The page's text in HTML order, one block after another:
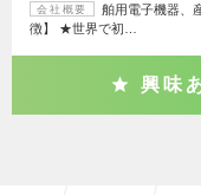
会社概要
舶用電子機器、
徴】 ★世界で初…
興味